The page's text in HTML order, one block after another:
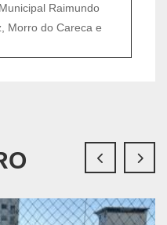
Raimundo
Morro do Careca e